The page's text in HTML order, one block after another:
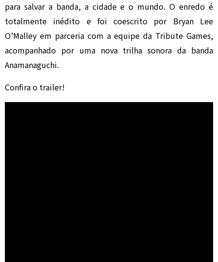
para salvar a banda, a cidade e o mundo. O enredo é
totalmente inédito e foi coescrito por Bryan Lee
O’Malley em parceria com a equipe da Tribute Games,
acompanhado por uma nova trilha sonora da banda
Anamanaguchi.
Confira o trailer!